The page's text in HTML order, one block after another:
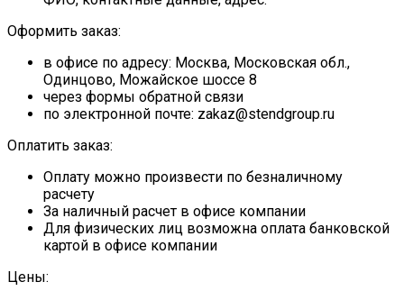
Оформить заказ:
в офисе по адресу: Москва, Московская обл.,
Одинцово, Можайское шоссе 8
через формы обратной связи
по электронной почте: zakaz@stendgroup.ru
Оплатить заказ:
Оплату можно произвести по безналичному
расчету
За наличный расчет в офисе компании
Для физических лиц возможна оплата банковской
картой в офисе компании
Цены: